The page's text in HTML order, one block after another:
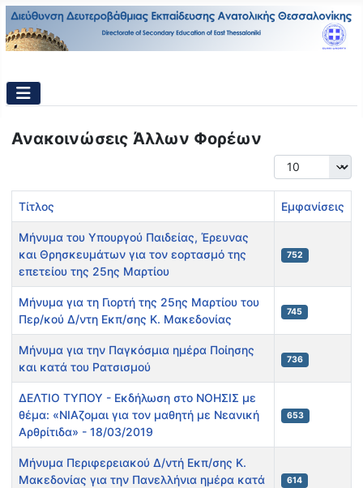
Ανακοινώσεις Άλλων Φορέων
Εμφάνιση #
Τίτλος Εμφανίσεις
Μήνυμα του Υπουργού Παιδείας, Έρευνας
και Θρησκευμάτων για τον εορτασμό της
επετείου της 25ης Μαρτίου
752
Μήνυμα για τη Γιορτή της 25ης Μαρτίου του
Περ/κού Δ/ντη Εκπ/σης Κ. Μακεδονίας
745
Μήνυμα για την Παγκόσμια ημέρα Ποίησης
και κατά του Ρατσισμού
736
ΔΕΛΤΙΟ ΤΥΠΟΥ - Εκδήλωση στο ΝΟΗΣΙΣ με
θέμα: «ΝΙΑζομαι για τον μαθητή με Νεανική
Αρθρίτιδα» - 18/03/2019
653
Μήνυμα Περιφερειακού Δ/ντή Εκπ/σης Κ.
Μακεδονίας για την Πανελλήνια ημέρα κατά
614